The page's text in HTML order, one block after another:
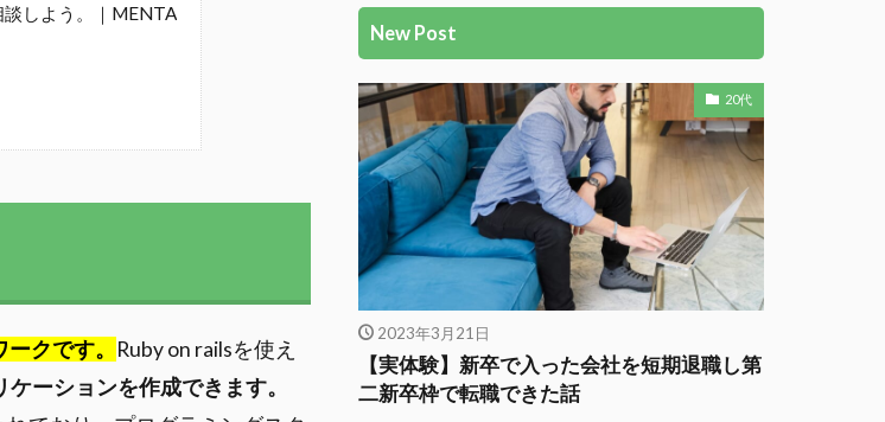
しよう。｜MENTA
クです。 Ruby on railsを使え
ーションを作成できます。
New Post
20代
2023年3月21日
【実体験】新卒で入った会社を短期退職し第
二新卒枠で転職できた話